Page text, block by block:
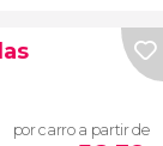
por carro a partir de